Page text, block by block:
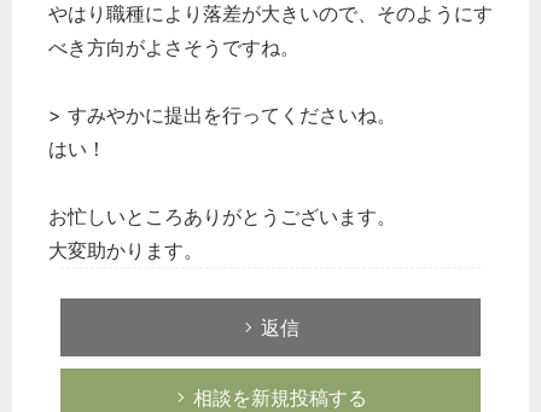
やはり職種により落差が大きいので、そのようにす
べき方向がよさそうですね。
> すみやかに提出を行ってくださいね。
はい！
お忙しいところありがとうございます。
大変助かります。
返信
相談を新規投稿する